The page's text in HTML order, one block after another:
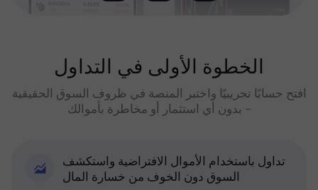
الخطوة الأولى في التداول
افتح حسابًا تجريبيًا واختبر المنصة في ظروف السوق الحقيقية
- بدون أي استثمار أو مخاطرة بأموالك
تداول باستخدام الأموال الافتراضية واستكشف
السوق دون الخوف من خسارة المال